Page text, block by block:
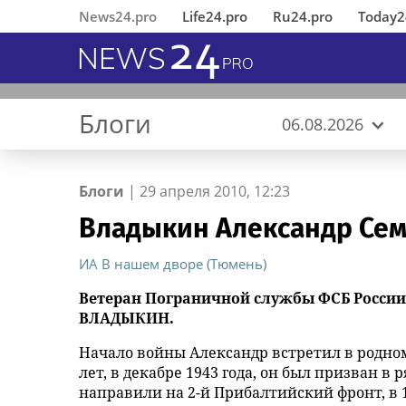
News24.pro Life24.pro Ru24.pro
В Ингушетии состоялось
открытие
отреставрированного по
инициативе
республиканского МВД
России Суламбеку Осканову
Вернувшиеся из
«Деловые Линии» и «Авито
Работа»: спрос на молодых
специалистов в логистике
продолжает расти
«Деловые
продолжает
MWS AI выложила
«универсальный фильтр» для
больших языковых моделей в
открытый доступ
«ИНКА 4.0»
производства
Не шути с огнем Pitino
Томичка сорвала погоны с
полицейского и попала в суд
Подросток
Блоги 06.08.2026
Блоги | 29 апреля 2010, 12:23
Владыкин Александр
ИА В нашем дворе (Тюмень)
Ветеран Пограничной службы ФСБ
ВЛАДЫКИН.
Начало войны Александр встретил в
лет, в декабре 1943 года, он был призван
направили на 2-й Прибалтийский фронт,